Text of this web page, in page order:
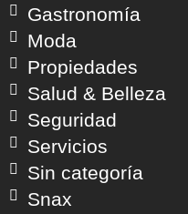
Gastronomía
Moda
Propiedades
Salud & Belleza
Seguridad
Servicios
Sin categoría
Snax